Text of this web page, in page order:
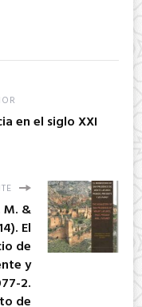
en el siglo XXI
M. &
El
de
y
2.
de